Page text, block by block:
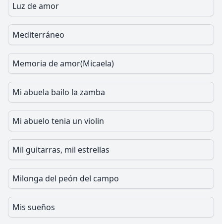
Luz de amor
Mediterráneo
Memoria de amor(Micaela)
Mi abuela bailo la zamba
Mi abuelo tenia un violin
Mil guitarras, mil estrellas
Milonga del peón del campo
Mis sueños